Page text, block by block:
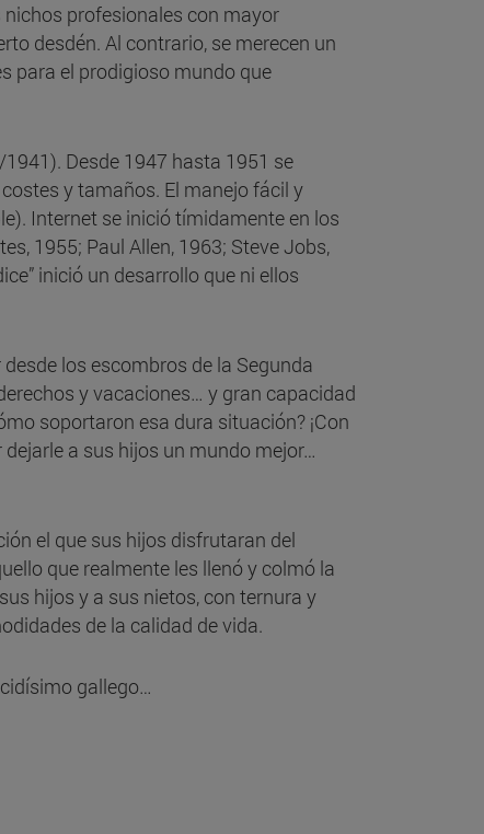
nichos profesionales con mayor
desdén. Al contrario, se merecen un
para el prodigioso mundo que
Desde 1947 hasta 1951 se
y tamaños. El manejo fácil y
Internet se inició tímidamente en los
1955; Paul Allen, 1963; Steve Jobs,
inició un desarrollo que ni ellos
los escombros de la Segunda
y vacaciones… y gran capacidad
soportaron esa dura situación? ¡Con
a sus hijos un mundo mejor…
el que sus hijos disfrutaran del
que realmente les llenó y colmó la
hijos y a sus nietos, con ternura y
de la calidad de vida.
gallego…